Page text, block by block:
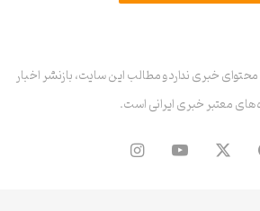
خبری ندارد و مطالب این سایت، بازنشر اخبار
معتبر خبری ایرانی است.
فیس
یوتیوباینستاگرام